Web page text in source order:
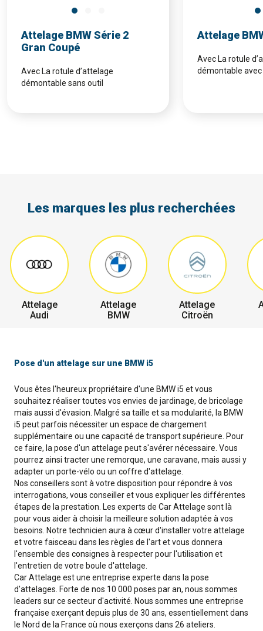
Attelage BMW Série 2
Gran Coupé
Avec La rotule d’attelage
démontable sans outil
Attelage
Avec La rotule
démontable
Les marques les plus recherchées
Attelage
Audi
Attelage
BMW
Attelage
Citroën
Pose d'un attelage sur une BMW i5
Vous êtes l'heureux propriétaire d'une BMW i5 et vous
souhaitez réaliser toutes vos envies de jardinage, de bricolage
mais aussi d'évasion. Malgré sa taille et sa modularité, la BMW
i5 peut parfois nécessiter un espace de chargement
supplémentaire ou une capacité de transport supérieure. Pour
ce faire, la pose d'un attelage peut s'avérer nécessaire. Vous
pourrez ainsi tracter une remorque, une caravane, mais aussi y
adapter un porte-vélo ou un coffre d'attelage.
Nos conseillers sont à votre disposition pour répondre à vos
interrogations, vous conseiller et vous expliquer les différentes
étapes de la prestation. Les experts de Car Attelage sont là
pour vous aider à choisir la meilleure solution adaptée à vos
besoins. Notre technicien aura à cœur d'installer votre attelage
et votre faisceau dans les règles de l'art et vous donnera
l'ensemble des consignes à respecter pour l'utilisation et
l'entretien de votre boule d'attelage.
Car Attelage est une entreprise experte dans la pose
d'attelages. Forte de nos 10 000 poses par an, nous sommes
leaders sur ce secteur d'activité. Nous sommes une entreprise
française exerçant depuis plus de 30 ans, essentiellement dans
le Nord de la France où nous exerçons dans 26 ateliers.